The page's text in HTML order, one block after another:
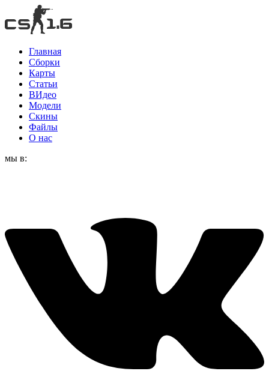
Главная
Сборки
Карты
Статьи
ВИдео
Модели
Скины
Файлы
О нас
мы в: